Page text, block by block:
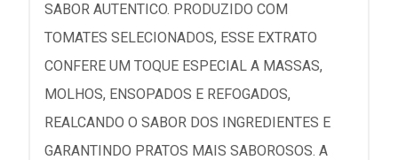
SABOR AUTENTICO. PRODUZIDO COM
TOMATES SELECIONADOS, ESSE EXTRATO
CONFERE UM TOQUE ESPECIAL A MASSAS,
MOLHOS, ENSOPADOS E REFOGADOS,
REALCANDO O SABOR DOS INGREDIENTES E
GARANTINDO PRATOS MAIS SABOROSOS. A